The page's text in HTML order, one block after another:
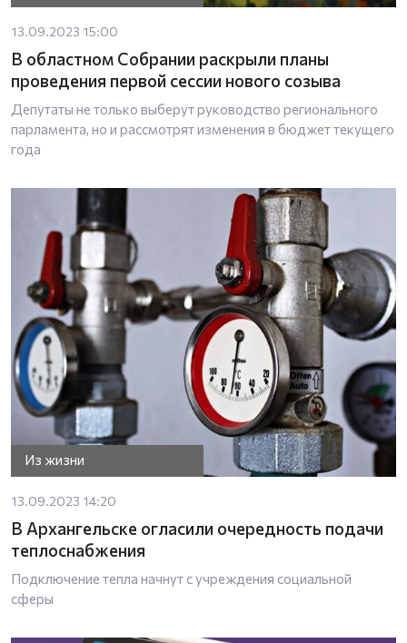
13.09.2023 15:00
В областном Собрании раскрыли планы
проведения первой сессии нового созыва
Депутаты не только выберут руководство регионального
парламента, но и рассмотрят изменения в бюджет текущего
года
Из жизни
13.09.2023 14:20
В Архангельске огласили очередность подачи
теплоснабжения
Подключение тепла начнут с учреждения социальной
сферы